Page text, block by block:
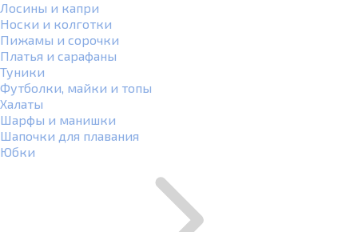
Лосины и капри
Носки и колготки
Пижамы и сорочки
Платья и сарафаны
Туники
Футболки, майки и топы
Халаты
Шарфы и манишки
Шапочки для плавания
Юбки